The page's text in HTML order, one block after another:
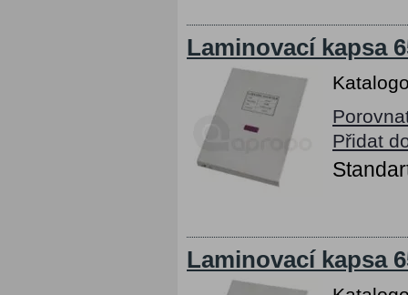
Laminovací kapsa
Přidat
Laminovací kapsa